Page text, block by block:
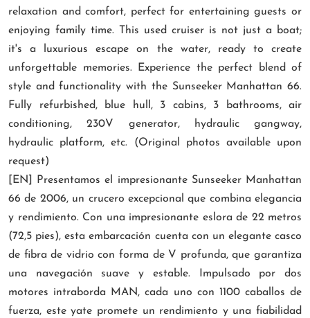
relaxation and comfort, perfect for entertaining guests or
enjoying family time. This used cruiser is not just a boat;
it's a luxurious escape on the water, ready to create
unforgettable memories. Experience the perfect blend of
style and functionality with the Sunseeker Manhattan 66.
Fully refurbished, blue hull, 3 cabins, 3 bathrooms, air
conditioning, 230V generator, hydraulic gangway,
hydraulic platform, etc. (Original photos available upon
request)
[EN] Presentamos el impresionante Sunseeker Manhattan
66 de 2006, un crucero excepcional que combina elegancia
y rendimiento. Con una impresionante eslora de 22 metros
(72,5 pies), esta embarcación cuenta con un elegante casco
de fibra de vidrio con forma de V profunda, que garantiza
una navegación suave y estable. Impulsado por dos
motores intraborda MAN, cada uno con 1100 caballos de
fuerza, este yate promete un rendimiento y una fiabilidad